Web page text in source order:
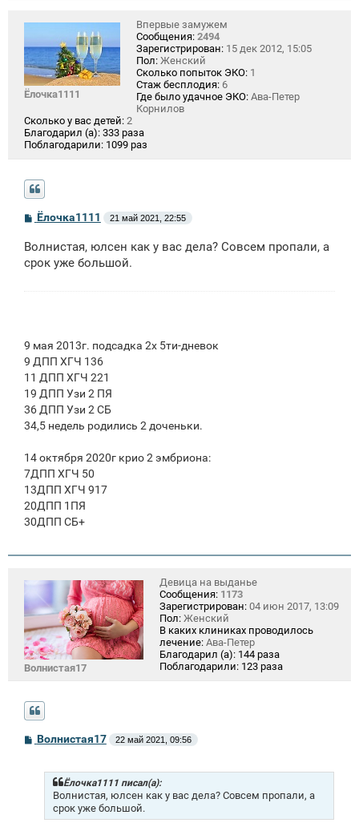
Ёлочка1111
Впервые замужем
Сообщения: 2494
Зарегистрирован: 15 дек 2012, 15:05
Пол: Женский
Сколько попыток ЭКО: 1
Стаж бесплодия: 6
Где было удачное ЭКО: Ава-Петер
Корнилов
Сколько у вас детей: 2
Благодарил (а): 333 раза
Поблагодарили: 1099 раз
С
о
б
щ
Ёлочка1111 21 май 2021, 22:55
Волнистая, юлсен как у вас дела? Совсем пропали, а
срок уже большой.
9 мая 2013г. подсадка 2х 5ти-дневок
9 ДПП ХГЧ 136
11 ДПП ХГЧ 221
19 ДПП Узи 2 ПЯ
36 ДПП Узи 2 СБ
34,5 недель родились 2 доченьки.
14 октября 2020г крио 2 эмбриона:
7ДПП ХГЧ 50
13ДПП ХГЧ 917
20ДПП 1ПЯ
30ДПП СБ+
Волнистая17
Девица на выданье
Сообщения: 1173
Зарегистрирован: 04 июн 2017, 13:09
Пол: Женский
В каких клиниках проводилось
лечение: Ава-Петер
Благодарил (а): 144 раза
Поблагодарили: 123 раза
С
о
Волнистая17 22 май 2021, 09:56
Ёлочка1111 писал(а):
Волнистая, юлсен как у вас дела? Совсем пропали, а
срок уже большой.